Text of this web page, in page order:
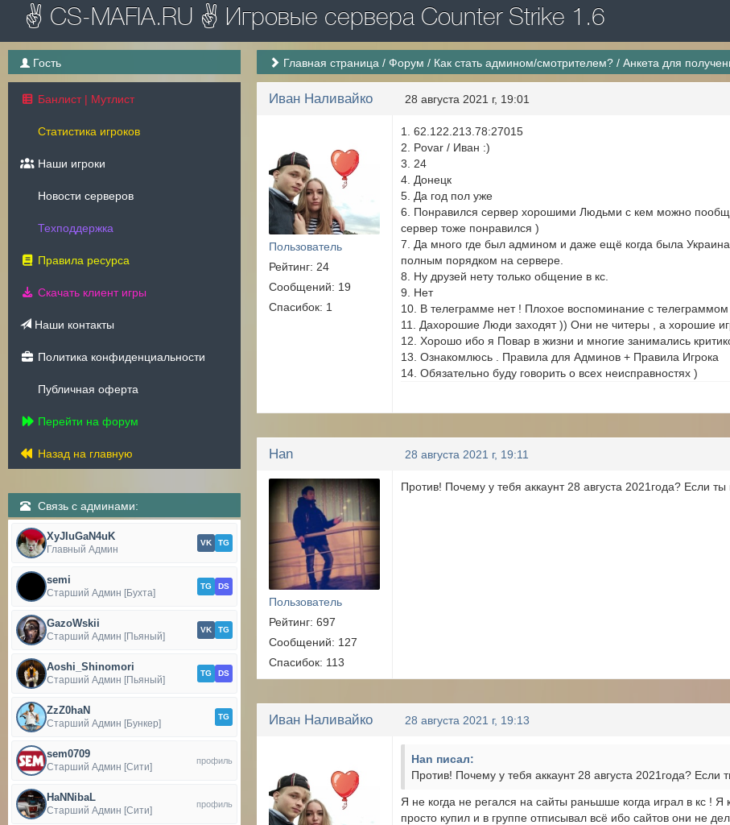
✌ CS-MAFIA.RU ✌ Игровые сервера Counter Strike 1.6
Гость
Банлист | Мутлист
Статистика игроков
Наши игроки
Новости серверов
Техподдержка
Правила ресурса
Скачать клиент игры
Наши контакты
Политика конфиденциальности
Публичная оферта
Перейти на форум
Назад на главную
Связь с админами:
XyJIuGaN4uK
Главный Админ
VK TG
semi
Старший Админ [Бухта]
TG DS
GazoWskii
Старший Админ [Пьяный]
VK TG
Aoshi_Shinomori
Старший Админ [Пьяный]
TG DS
ZzZ0haN
Старший Админ [Бункер]
TG
sem0709
Старший Админ [Сити]
профиль
HaNNibaL
Старший Админ [Сити]
профиль
Главная страница /Форум / Как стать админом/смотрителем? /Анкета для
Иван Наливайко 28 августа 2021 г, 19:01
Пользователь
Рейтинг: 24
Сообщений: 19
Спасибок: 1
1. 62.122.213.78:27015
2. Povar / Иван :)
3. 24
4. Донецк
5. Да год пол уже
6. Понравился сервер хорошими Людьми с кем можно
сервер тоже понравился )
7. Да много где был админом и даже ещё когда была
полным порядком на сервере.
8. Ну друзей нету только общение в кс.
9. Нет
10. В телеграмме нет ! Плохое воспоминание с телеграммом
11. Дахорошие Люди заходят )) Они не читеры , а хорошие
12. Хорошо ибо я Повар в жизни и многие занимались
13. Ознакомлюсь . Правила для Админов + Правила Игрока
14. Обязательно буду говорить о всех неисправностях )
Han 28 августа 2021 г, 19:11
Пользователь
Рейтинг: 697
Сообщений: 127
Спасибок: 113
Против! Почему у тебя аккаунт 28 августа 2021года? Если
Иван Наливайко 28 августа 2021 г, 19:13
Han писал:
Против! Почему у тебя аккаунт 28 августа 2021года? Если
Я не когда не регался на сайты раньшше когда играл в кс !
просто купил и в группе отписывал всё ибо сайтов они не